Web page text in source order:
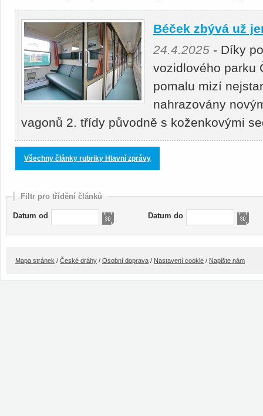
Béček zbývá už
24.4.2025 - Díky
vozidlového parku
pomalu mizí
nahrazovány
vagonů 2. třídy původně s koženkovými
Všechny články rubriky Hlavní zprávy
Filtr pro třídění článků
Datum od Datum do
Mapa stránek / České dráhy / Osobní doprava / Nastavení cookie / Napište nám